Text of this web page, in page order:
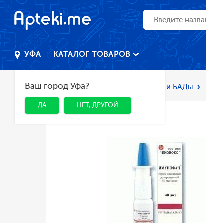
УФА
Ваш город Уфа?
ДА НЕТ, ДРУГОЙ
КАТАЛОГ ТОВАРОВ
Главная Каталог Лекарства и БАДы